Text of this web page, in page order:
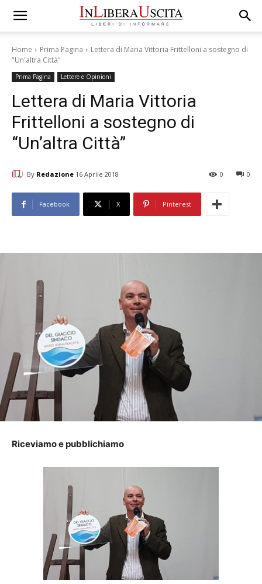
Home Prima Pagina
Lettera di Maria Vittoria Frittelloni a sostegno di
"Un'altra Città"
Prima Pagina Lettere e Opinioni
Lettera di Maria Vittoria
Frittelloni a sostegno di
“Un’altra Città”
By Redazione 16 Aprile 2018 0
0
Facebook X Pinterest
Riceviamo e pubblichiamo